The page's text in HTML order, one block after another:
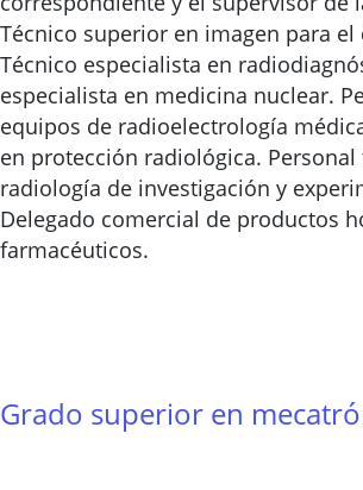
Técnico superior en imagen para el
Técnico especialista en
especialista en medicina nuclear.
equipos de radioelectrología
en protección radiológica. Personal
radiología de investigación y
Delegado comercial de productos
farmacéuticos.
Grado superior en